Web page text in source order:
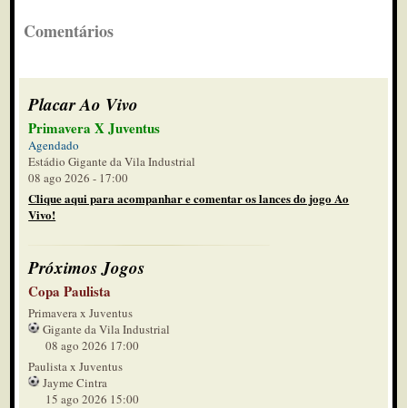
Comentários
Placar Ao Vivo
Primavera X Juventus
Agendado
Estádio Gigante da Vila Industrial
08 ago 2026 - 17:00
Clique aqui para acompanhar e comentar os lances do jogo Ao
Vivo!
Próximos Jogos
Copa Paulista
Primavera x Juventus
Gigante da Vila Industrial
08 ago 2026 17:00
Paulista x Juventus
Jayme Cintra
15 ago 2026 15:00